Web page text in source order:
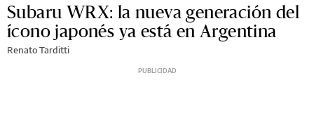
Subaru WRX: la nueva generación del
ícono japonés ya está en Argentina
Renato Tarditti